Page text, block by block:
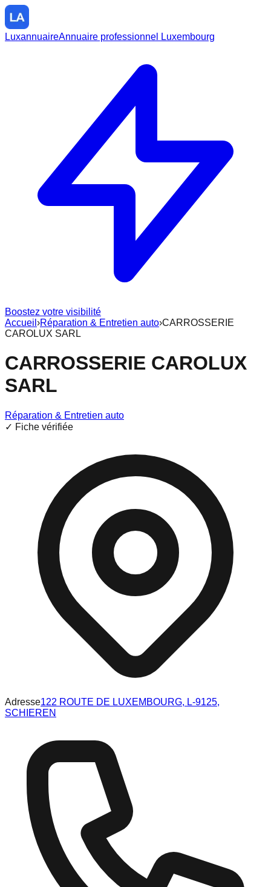
LuxannuaireAnnuaire professionnel Luxembourg
Boostez votre visibilité
Accueil ›Réparation & Entretien auto›CARROSSERIE
CAROLUX SARL
CARROSSERIE CAROLUX
SARL
Réparation & Entretien auto
✓ Fiche vérifiée
Adresse122 ROUTE DE LUXEMBOURG, L-9125,
SCHIEREN